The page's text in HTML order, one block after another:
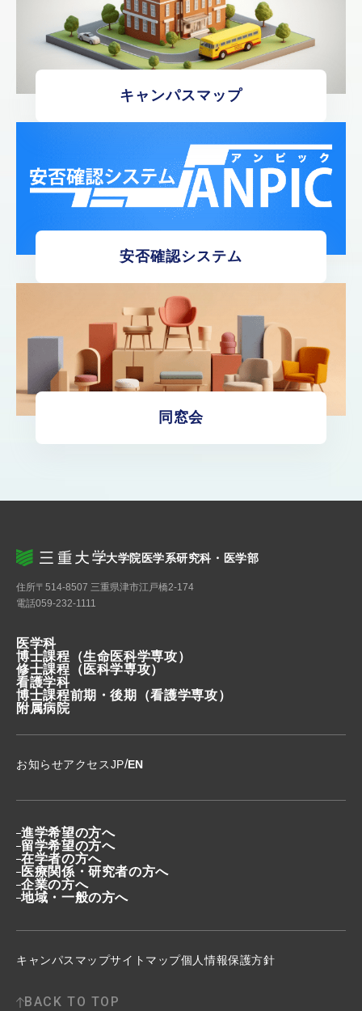
キャンパスマップ
安否確認システム
同窓会
大学院医学系研究科・医学部
住所〒514-8507 三重県津市江戸橋2-174
電話059-232-1111
医学科
博士課程 （生命医科学専攻）
修士課程 （医科学専攻）
看護学科
博士課程前期・後期
（看護学専攻）
附属病院
お知らせアクセスJP/EN
進学希望の方へ
留学希望の方へ
在学者の方へ
医療関係・研究者の方へ
企業の方へ
地域・一般の方へ
キャンパスマップサイトマップ個人情報保護方針
BACK TO TOP